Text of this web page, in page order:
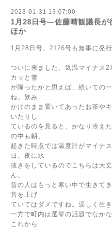
2023-01-31 13:07:00
1月28日号―佐藤晴観議長が
ほか
1月28日号、2126号も無事に発行
ついに来ました。気温マイナス
カッと雪
が降ったかと思えば、続いての
ね。飲み
かけのまま置いてあったお茶や
いたりし
ているのを見ると、かなり冷え
の中も朝、
起きた時点では温度計がマイナ
日、夜に水
抜きをしているのでこちらは大
ん。
昔の人はもっと寒い中で生きて
音を上げ
ていてはダメですね。逞しく生き
一方で町内は選挙の話題でなか
これから